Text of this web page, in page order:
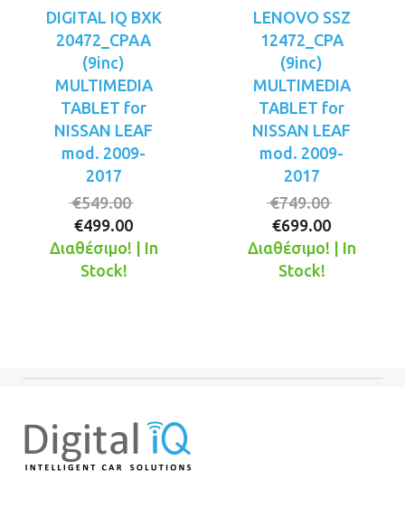
DIGITAL IQ BXK
20472_CPAA
(9inc)
MULTIMEDIA
TABLET for
NISSAN LEAF
mod. 2009-
2017
€549.00
was:
€499.00
τρέχουσα
Διαθέσιμο! | In
Stock!
LENOVO SSZ
12472_CPA
(9inc)
MULTIMEDIA
TABLET for
NISSAN LEAF
mod. 2009-
2017
€749.00
was:
€699.00
Διαθέσιμο! | In
Stock!